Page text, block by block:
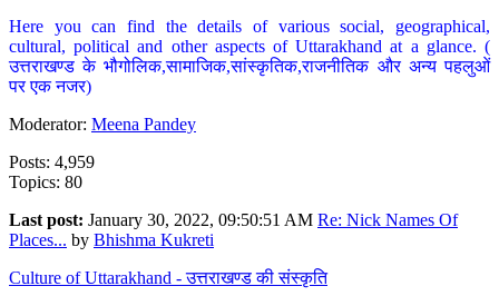
Here you can find the details of various social, geographical,
cultural, political and other aspects of Uttarakhand at a glance. (
उत्तराखण्ड के भौगोलिक,सामाजिक,सांस्कृतिक,राजनीतिक और अन्य पहलुओं
पर एक नजर)
Moderator: Meena Pandey
Posts: 4,959
Topics: 80
Last post: January 30, 2022, 09:50:51 AM Re: Nick Names Of
Places... by Bhishma Kukreti
Culture of Uttarakhand - उत्तराखण्ड की संस्कृति